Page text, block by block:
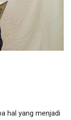
hal yang menjadi